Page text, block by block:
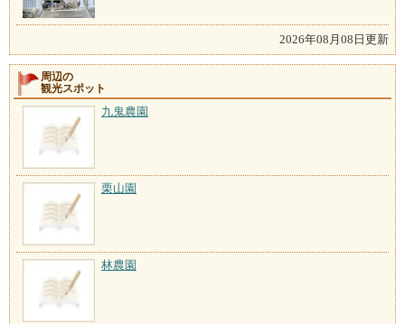
2026年08月08日更新
周辺の
観光スポット
九鬼農園
栗山園
林農園